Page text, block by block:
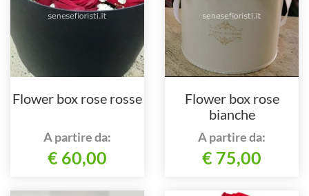
Flower box rose rosse
A partire da:
€ 60,00
Flower box rose
bianche
A partire da:
€ 75,00